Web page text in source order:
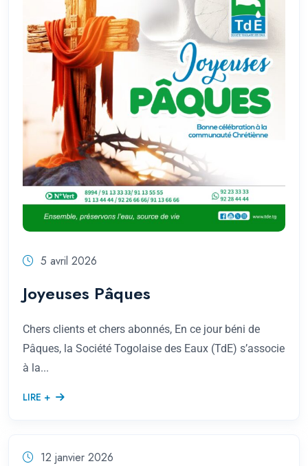
5 avril 2026
Joyeuses Pâques
Chers clients et chers abonnés, En ce jour béni de
Pâques, la Société Togolaise des Eaux (TdE) s’associe
à la...
LIRE +
12 janvier 2026